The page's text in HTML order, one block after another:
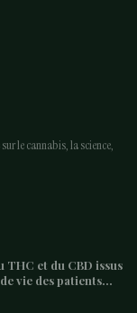
le cannabis, la science,
THC et du CBD issus
vie des patients